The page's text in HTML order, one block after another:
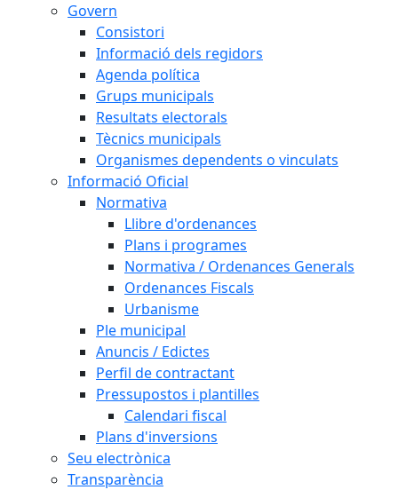
Govern
Consistori
Informació dels regidors
Agenda política
Grups municipals
Resultats electorals
Tècnics municipals
Organismes dependents o vinculats
Informació Oficial
Normativa
Llibre d'ordenances
Plans i programes
Normativa / Ordenances Generals
Ordenances Fiscals
Urbanisme
Ple municipal
Anuncis / Edictes
Perfil de contractant
Pressupostos i plantilles
Calendari fiscal
Plans d'inversions
Seu electrònica
Transparència